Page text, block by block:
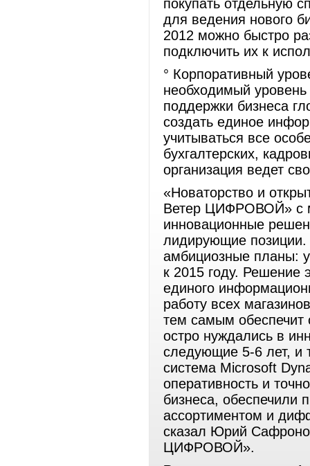
покупать отдельную
для ведения нового
2012 можно быстро
подключить их к
° Корпоративный
необходимый
поддержки бизнеса
создать единое
учитываться все
бухгалтерских,
организация ведет
«Новаторство и
Ветер ЦИФРОВОЙ» с
инновационные
лидирующие позиции.
амбициозные планы:
к 2015 году. Решение
единого
работу всех
тем самым обеспечит
остро нуждались в
следующие 5-6 лет, и
система Microsoft
оперативность и
бизнеса, обеспечили
ассортиментом и
сказал Юрий
ЦИФРОВОЙ».